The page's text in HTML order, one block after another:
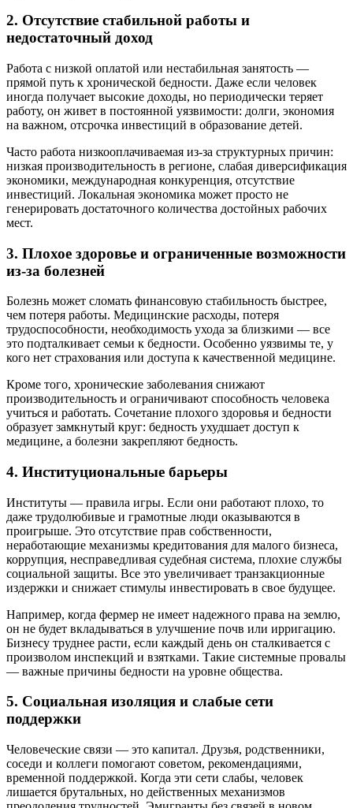
2. Отсутствие стабильной работы и
недостаточный доход
Работа с низкой оплатой или нестабильная занятость —
прямой путь к хронической бедности. Даже если человек
иногда получает высокие доходы, но периодически теряет
работу, он живет в постоянной уязвимости: долги, экономия
на важном, отсрочка инвестиций в образование детей.
Часто работа низкооплачиваемая из-за структурных причин:
низкая производительность в регионе, слабая диверсификация
экономики, международная конкуренция, отсутствие
инвестиций. Локальная экономика может просто не
генерировать достаточного количества достойных рабочих
мест.
3. Плохое здоровье и ограниченные возможности
из-за болезней
Болезнь может сломать финансовую стабильность быстрее,
чем потеря работы. Медицинские расходы, потеря
трудоспособности, необходимость ухода за близкими — все
это подталкивает семьи к бедности. Особенно уязвимы те, у
кого нет страхования или доступа к качественной медицине.
Кроме того, хронические заболевания снижают
производительность и ограничивают способность человека
учиться и работать. Сочетание плохого здоровья и бедности
образует замкнутый круг: бедность ухудшает доступ к
медицине, а болезни закрепляют бедность.
4. Институциональные барьеры
Институты — правила игры. Если они работают плохо, то
даже трудолюбивые и грамотные люди оказываются в
проигрыше. Это отсутствие прав собственности,
неработающие механизмы кредитования для малого бизнеса,
коррупция, несправедливая судебная система, плохие службы
социальной защиты. Все это увеличивает транзакционные
издержки и снижает стимулы инвестировать в свое будущее.
Например, когда фермер не имеет надежного права на землю,
он не будет вкладываться в улучшение почв или ирригацию.
Бизнесу труднее расти, если каждый день он сталкивается с
произволом инспекций и взятками. Такие системные провалы
— важные причины бедности на уровне общества.
5. Социальная изоляция и слабые сети
поддержки
Человеческие связи — это капитал. Друзья, родственники,
соседи и коллеги помогают советом, рекомендациями,
временной поддержкой. Когда эти сети слабы, человек
лишается брутальных, но действенных механизмов